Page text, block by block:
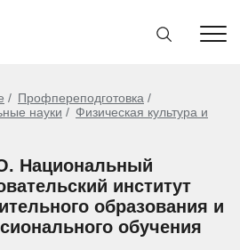
Профпереподготовка
науки
Физическая культура и
Национальный
институт
образования и
обучения